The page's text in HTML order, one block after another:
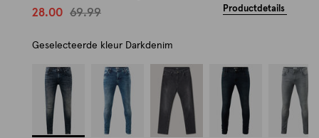
28.00 69.99 Productdetails
Geselecteerde kleur Darkdenim